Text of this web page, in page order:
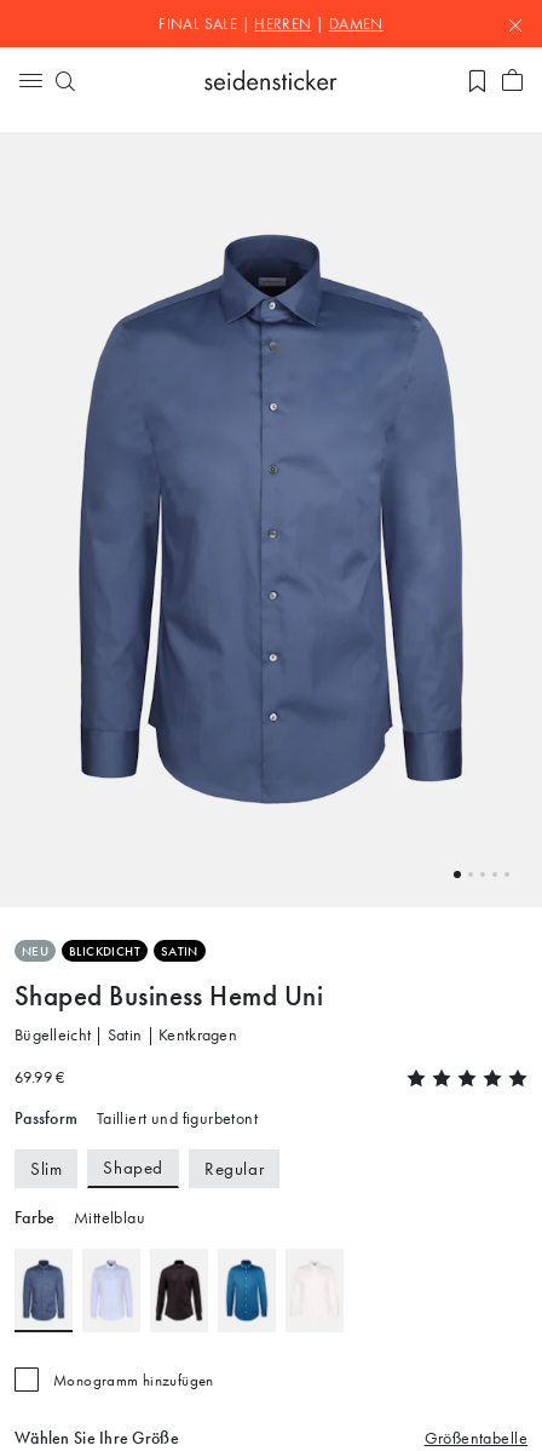
FINAL SALE | HERREN DAMEN
NEU BLICKDICHT SATIN
Shaped Business Hemd Uni
Bügelleicht | Satin | Kentkragen
69.99 €
Passform Tailliert und figurbetont
Slim Shaped Regular
Farbe Mittelblau
Monogramm hinzufügen
Wählen Sie Ihre Größe Größentabelle